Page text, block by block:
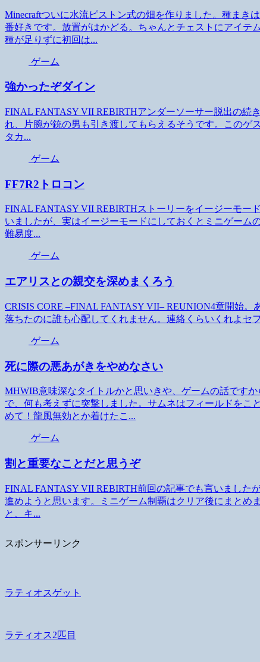
Minecraftついに水流ピストン式の畑を作りました。種まき
番好きです。放置がはかどる。ちゃんとチェストにアイテ
種が足りずに初回は...
ゲーム
強かったぞダイン
FINAL FANTASY VII REBIRTHアンダーソーサー脱出の続
れ、片腕が銃の男も引き渡してもらえるそうです。この
タカ...
ゲーム
FF7R2トロコン
FINAL FANTASY VII REBIRTHストーリーをイージーモー
いましたが、実はイージーモードにしておくとミニゲー
難易度...
ゲーム
エアリスとの親交を深めまくろう
CRISIS CORE –FINAL FANTASY VII– REUNION4章開始
落ちたのに誰も心配してくれません。連絡くらいくれよ
ゲーム
死に際の悪あがきをやめなさい
MHWIB意味深なタイトルかと思いきや、ゲームの話です
で、何も考えずに突撃しました。サムネはフィールドを
めて！龍風無効とか着けたこ...
ゲーム
割と重要なことだと思うぞ
FINAL FANTASY VII REBIRTH前回の記事でも言いました
進めようと思います。ミニゲーム制覇はクリア後にまとめ
と、キ...
スポンサーリンク
ラティオスゲット
ラティオス2匹目